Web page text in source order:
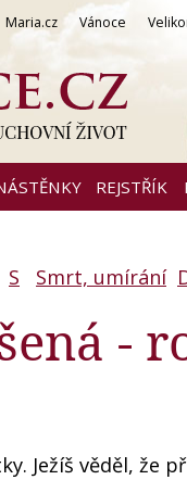
Maria.cz Vánoce
REJSTŘÍK
S Smrt, umírání
-
Ježíš věděl, že